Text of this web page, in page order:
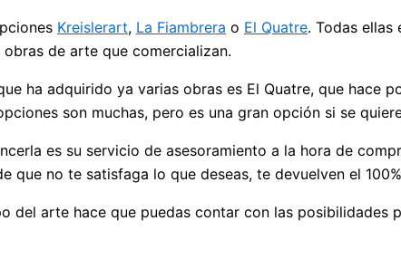
Kreislerart, La Fiambrera o El Quatre. Todas ellas
de arte que comercializan.
ha adquirido ya varias obras es El Quatre, que hace
son muchas, pero es una gran opción si se
es su servicio de asesoramiento a la hora de
que no te satisfaga lo que deseas, te devuelven el
del arte hace que puedas contar con las